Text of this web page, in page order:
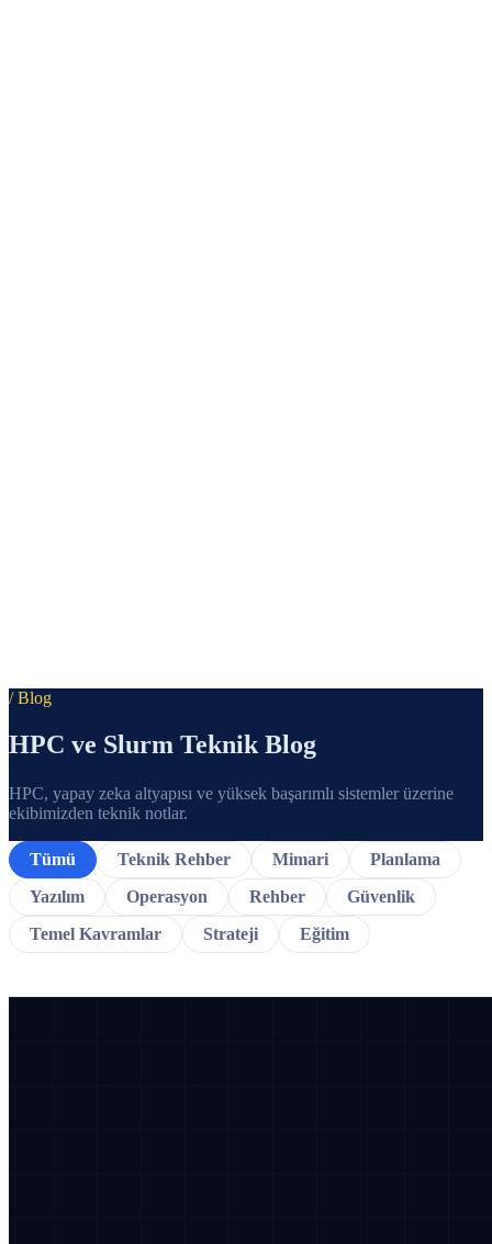
/ Blog
HPC ve Slurm Teknik Blog
HPC, yapay zeka altyapısı ve yüksek başarımlı sistemler üzerine
ekibimizden teknik notlar.
Tümü Teknik Rehber Mimari
Planlama
Yazılım
Operasyon Rehber
Güvenlik
Temel Kavramlar
Strateji Eğitim